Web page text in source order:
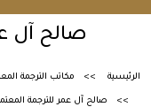
صالح آل
الرئيسية مكاتب الترجمة
صالح آل عمر للترجمة